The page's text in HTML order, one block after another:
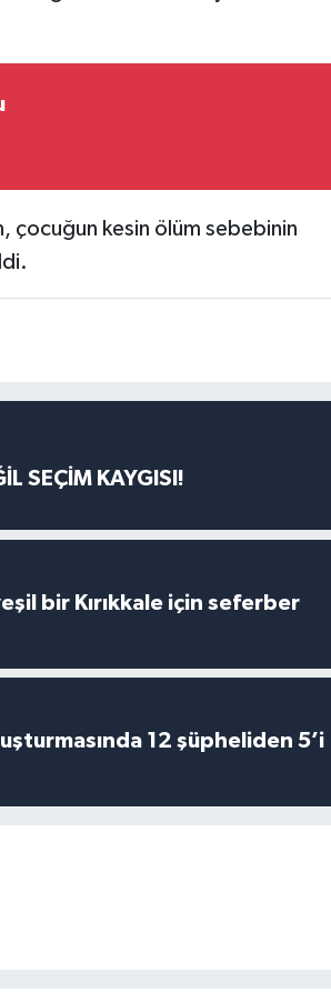
çocuğun kesin ölüm sebebinin
SEÇİM KAYGISI!
bir Kırıkkale için seferber
12 şüpheliden 5’i